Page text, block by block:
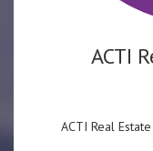
ACTI
ACTI Real